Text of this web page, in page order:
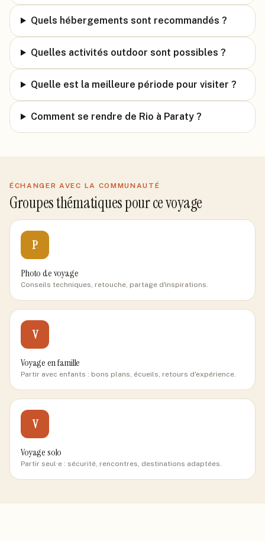
Quels hébergements sont recommandés ?
Quelles activités outdoor sont possibles ?
Quelle est la meilleure période pour visiter ?
Comment se rendre de Rio à Paraty ?
ÉCHANGER AVEC LA COMMUNAUTÉ
Groupes thématiques pour ce voyage
P
Photo de voyage
Conseils techniques, retouche, partage d'inspirations.
V
Voyage en famille
Partir avec enfants : bons plans, écueils, retours d'expérience.
V
Voyage solo
Partir seul·e : sécurité, rencontres, destinations adaptées.